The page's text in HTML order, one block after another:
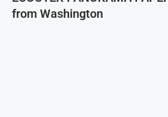
from Washington